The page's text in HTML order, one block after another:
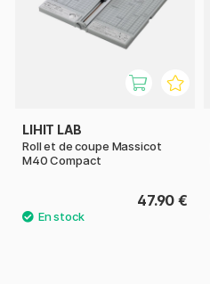
LIHIT LAB
Roll et de coupe Massicot
M40 Compact
47.90 €